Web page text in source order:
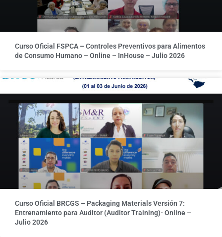
Curso Oficial FSPCA – Controles Preventivos para Alimentos
de Consumo Humano – Online – InHouse – Julio 2026
Curso Oficial BRCGS – Packaging Materials Versión 7:
Entrenamiento para Auditor (Auditor Training)- Online –
Julio 2026